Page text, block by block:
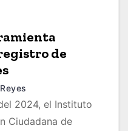
de
2024, el Instituto
Ciudadana de